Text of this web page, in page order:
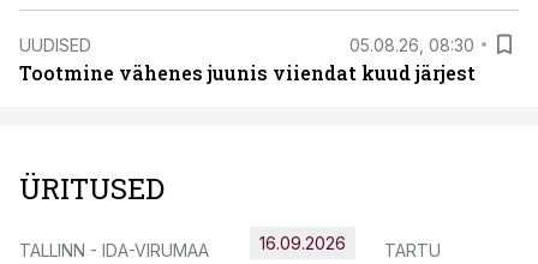
UUDISED 05.08.26, 08:30
Tootmine vähenes juunis viiendat kuud järjest
ÜRITUSED
TALLINN - IDA-VIRUMAA 16.09.2026 TARTU